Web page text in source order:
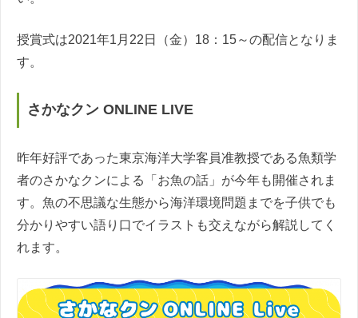
授賞式は2021年1月22日（金）18：15～の配信となりま
す。
さかなクン ONLINE LIVE
昨年好評であった東京海洋大学客員准教授である魚類学
者のさかなクンによる「お魚の話」が今年も開催されま
す。魚の不思議な生態から海洋環境問題までを子供でも
分かりやすい語り口でイラストも交えながら解説してく
れます。